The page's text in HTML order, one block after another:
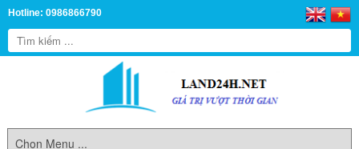
Hotline: 0986866790